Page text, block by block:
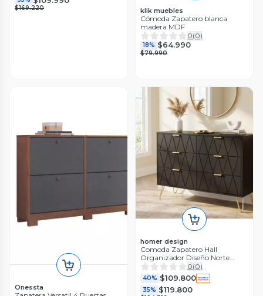
$169.220 klik muebles
Cómoda Zapatero blanca
madera MDF
0(0)
18% $64.990
$79.990
Onessta
homer design
Comoda Zapatero Hall
Organizador Diseño Norte
Americano Db08 Mate Negro
0(0)
40% $109.800
35% $119.800